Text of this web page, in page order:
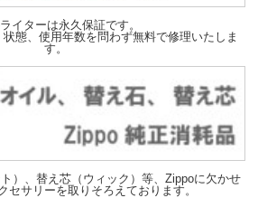
イターは永久保証です。
態、使用年数を問わず無料で修理いたしま
す。
）、替え芯（ウィック）等、Zippoに欠かせ
セサリーを取りそろえております。